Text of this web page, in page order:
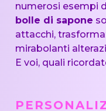
numerosi esempi
bolle di sapone
attacchi,
mirabolanti
E voi, quali